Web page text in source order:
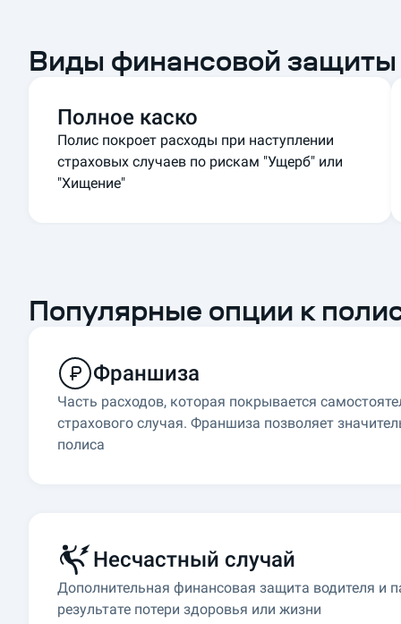
а
с
о
з
а
5
б
о
ч
е
р
и
п
о
х
Виды финансовой защиты
Полное каско
Полис покроет расходы при наступлении
страховых случаев по рискам "Ущерб" или
"Хищение"
Популярные опции к
Франшиза
Часть расходов, которая покрывается
страхового случая. Франшиза позволяет
полиса
Несчастный случай
Дополнительная финансовая защита водителя и
результате потери здоровья или жизни